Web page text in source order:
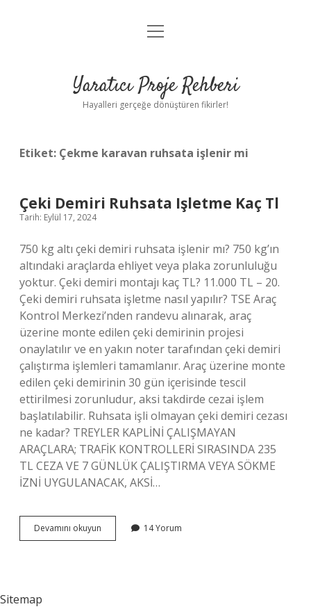
Anasayfa
Yasal Uyarı
menüyü
Yaratıcı Proje Rehberi
Hayalleri gerçeğe dönüştüren fikirler!
Etiket: Çekme karavan ruhsata işlenir mi
Çeki Demiri Ruhsata Işletme Kaç Tl
Tarih: Eylül 17, 2024
750 kg altı çeki demiri ruhsata işlenir mı? 750 kg’ın
altındaki araçlarda ehliyet veya plaka zorunluluğu
yoktur. Çeki demiri montajı kaç TL? 11.000 TL – 20.
Çeki demiri ruhsata işletme nasıl yapılır? TSE Araç
Kontrol Merkezi’nden randevu alınarak, araç
üzerine monte edilen çeki demirinin projesi
onaylatılır ve en yakın noter tarafından çeki demiri
çalıştırma işlemleri tamamlanır. Araç üzerine monte
edilen çeki demirinin 30 gün içerisinde tescil
ettirilmesi zorunludur, aksi takdirde cezai işlem
başlatılabilir. Ruhsata işli olmayan çeki demiri cezası
ne kadar? TREYLER KAPLİNİ ÇALIŞMAYAN
ARAÇLARA; TRAFİK KONTROLLERİ SIRASINDA 235
TL CEZA VE 7 GÜNLÜK ÇALIŞTIRMA VEYA SÖKME
İZNİ UYGULANACAK, AKSİ…
Devamını okuyun
Demiri
14 Yorum
Sitemap